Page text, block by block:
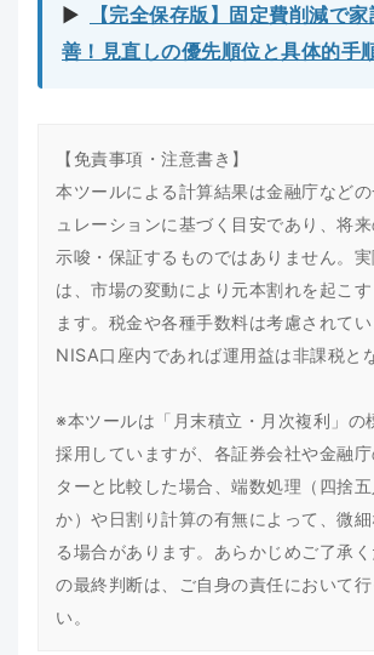
▶︎
【完全保存版】固定費削減で
善！見直しの優先順位と具体的手
【免責事項・注意書き】
本ツールによる計算結果は金融庁などの
ュレーションに基づく目安であり、将
示唆・保証するものではありません。
は、市場の変動により元本割れを起こす
ます。税金や各種手数料は考慮されて
NISA口座内であれば運用益は非課税と
※本ツールは「月末積立・月次複利」の
採用していますが、各証券会社や金融
ターと比較した場合、端数処理（四捨
か）や日割り計算の有無によって、微
る場合があります。あらかじめご了承
の最終判断は、ご自身の責任において行
い。